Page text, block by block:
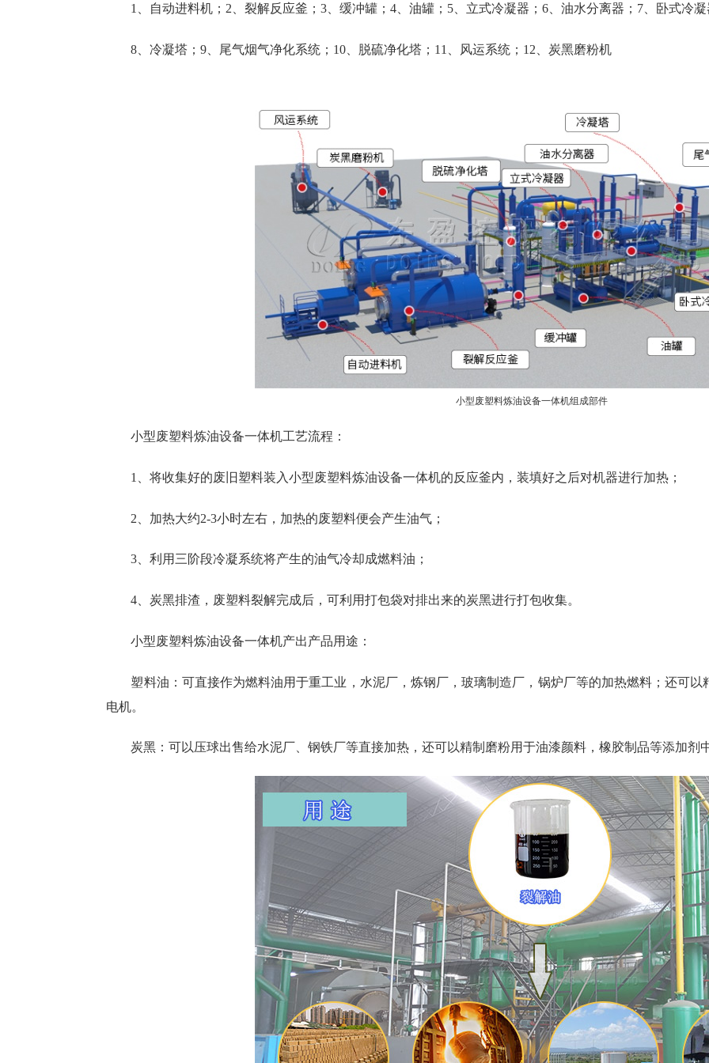
1、自动进料机；2、裂解反应釜；3、缓冲罐；4、油罐；5、立式冷凝器；6、油水分离器；7、卧式冷
8、冷凝塔；9、尾气烟气净化系统；10、脱硫净化塔；11、风运系统；12、炭黑磨粉机
小型废塑料炼油设备一体机组成部件
小型废塑料炼油设备一体机工艺流程：
1、将收集好的废旧塑料装入小型废塑料炼油设备一体机的反应釜内，装填好之后对机器进行加热；
2、加热大约2-3小时左右，加热的废塑料便会产生油气；
3、利用三阶段冷凝系统将产生的油气冷却成燃料油；
4、炭黑排渣，废塑料裂解完成后，可利用打包袋对排出来的炭黑进行打包收集。
小型废塑料炼油设备一体机产出产品用途：
塑料油：可直接作为燃料油用于重工业，水泥厂，炼钢厂，玻璃制造厂，锅炉厂等的加热燃料；还可
电机。
炭黑：可以压球出售给水泥厂、钢铁厂等直接加热，还可以精制磨粉用于油漆颜料，橡胶制品等添加剂